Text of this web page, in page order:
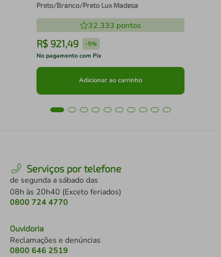
Preto/Branco/Preto Lux Madesa
32.333 pontos
R$ 921,49 -5%
No pagamento com Pix
Adicionar ao carrinho
Serviços por telefone
de segunda a sábado das
08h às 20h40 (Exceto feriados)
0800 724 4770
Ouvidoria
Reclamações e denúncias
0800 646 2519